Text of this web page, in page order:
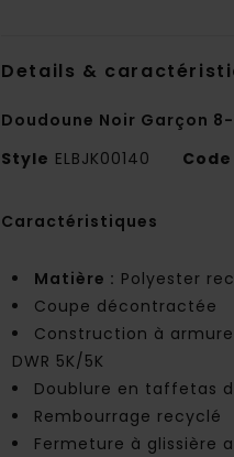
Details &
Doudoune Noir Garçon 8-
Style ELBJK00140
Caractéristiques
Matière : Polyester
Coupe décontractée
Construction à
DWR 5K/5K
Doublure en taffetas
Rembourrage recyclé
Fermeture à glissière